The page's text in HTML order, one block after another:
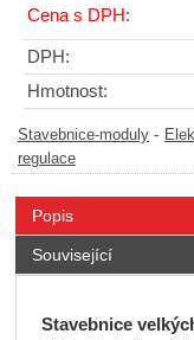
Cena s DPH:
DPH:
Hmotnost:
Stavebnice-moduly -
regulace
Popis
Související
Stavebnice